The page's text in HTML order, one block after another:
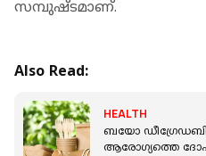
സമ്പുഷ്ടമാണ്.
Also Read:
HEALTH
ബയോ
ആരോഗ്യത്തെ